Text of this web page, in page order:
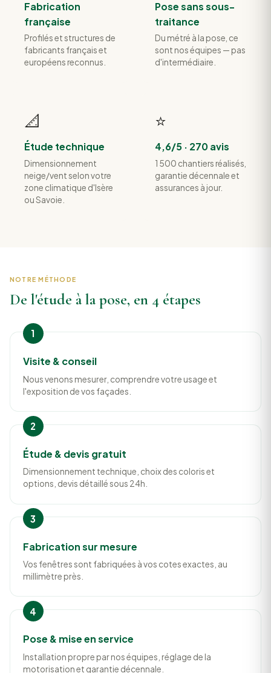
Fabrication
française
Profilés et structures de
fabricants français et
européens reconnus.
Pose sans sous-
traitance
Du métré à la pose, ce
sont nos équipes — pas
d'intermédiaire.
📐
Étude technique
Dimensionnement
neige/vent selon votre
zone climatique d'Isère
ou Savoie.
⭐
4,6/5 · 270 avis
1 500 chantiers réalisés,
garantie décennale et
assurances à jour.
NOTRE MÉTHODE
De l'étude à la pose, en 4 étapes
Visite & conseil
Nous venons mesurer, comprendre votre usage et
l'exposition de vos façades.
Étude & devis gratuit
Dimensionnement technique, choix des coloris et
options, devis détaillé sous 24h.
Fabrication sur mesure
Vos fenêtres sont fabriquées à vos cotes exactes, au
millimètre près.
Pose & mise en service
Installation propre par nos équipes, réglage de la
motorisation et garantie décennale.